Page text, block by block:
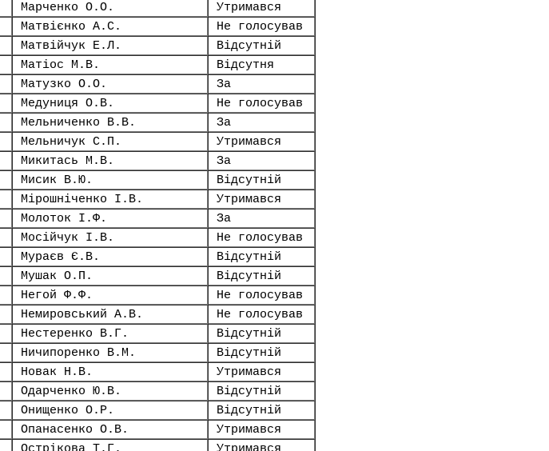
Марченко О.О.
Утримався
Матвієнко А.С.
Не голосував
Матвійчук Е.Л.
Відсутній
Матіос М.В.
Відсутня
Матузко О.О.
За
Медуниця О.В.
Не голосував
Мельниченко В.В.
За
Мельничук С.П.
Утримався
Микитась М.В.
За
Мисик В.Ю.
Відсутній
Мірошніченко І.В.
Утримався
Молоток І.Ф.
За
Мосійчук І.В.
Не голосував
Мураєв Є.В.
Відсутній
Мушак О.П.
Відсутній
Негой Ф.Ф.
Не голосував
Немировський А.В.
Не голосував
Нестеренко В.Г.
Відсутній
Ничипоренко В.М.
Відсутній
Новак Н.В.
Утримався
Одарченко Ю.В.
Відсутній
Онищенко О.Р.
Відсутній
Опанасенко О.В.
Утримався